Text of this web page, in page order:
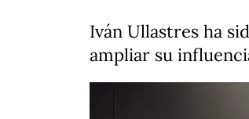
Iván Ullastres ha
ampliar su